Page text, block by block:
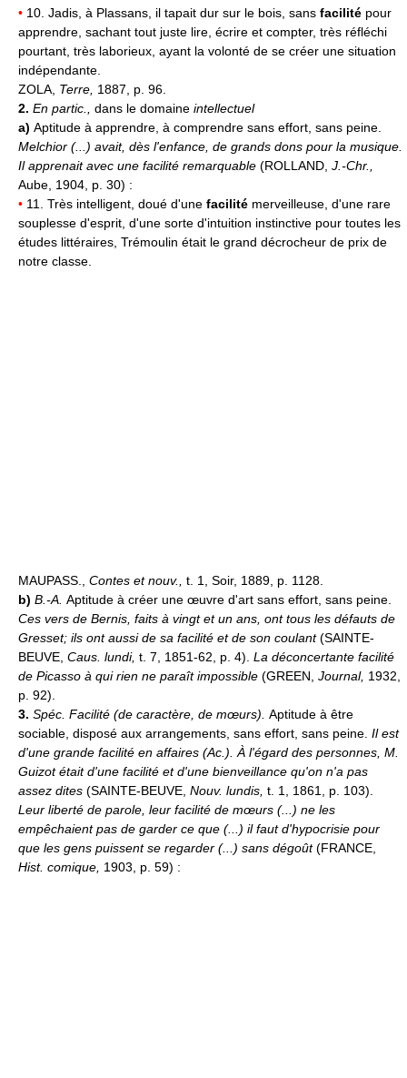
• 10. Jadis, à Plassans, il tapait dur sur le bois, sans facilité pour
apprendre, sachant tout juste lire, écrire et compter, très réfléchi
pourtant, très laborieux, ayant la volonté de se créer une situation
indépendante.
ZOLA, Terre, 1887, p. 96.
2. En partic., dans le domaine intellectuel
a) Aptitude à apprendre, à comprendre sans effort, sans peine.
Melchior (...) avait, dès l'enfance, de grands dons pour la musique.
Il apprenait avec une facilité remarquable (ROLLAND, J.-Chr.,
Aube, 1904, p. 30) :
• 11. Très intelligent, doué d'une facilité merveilleuse, d'une rare
souplesse d'esprit, d'une sorte d'intuition instinctive pour toutes les
études littéraires, Trémoulin était le grand décrocheur de prix de
notre classe.
MAUPASS., Contes et nouv., t. 1, Soir, 1889, p. 1128.
b) B.-A. Aptitude à créer une œuvre d'art sans effort, sans peine.
Ces vers de Bernis, faits à vingt et un ans, ont tous les défauts de
Gresset; ils ont aussi de sa facilité et de son coulant(SAINTE-
BEUVE, Caus. lundi, t. 7, 1851-62, p. 4). La déconcertante facilité
de Picasso à qui rien ne paraît impossible (GREEN, Journal, 1932,
p. 92).
3. Spéc. Facilité (de caractère, de mœurs). Aptitude à être
sociable, disposé aux arrangements, sans effort, sans peine. Il est
d'une grande facilité en affaires (Ac. ). À l'égard des personnes, M.
Guizot était d'une facilité et d'une bienveillance qu'on n'a pas
assez dites (SAINTE-BEUVE, Nouv. lundis, t. 1, 1861, p. 103).
Leur liberté de parole, leur facilité de mœurs (...) ne les
empêchaient pas de garder ce que (...) il faut d'hypocrisie pour
que les gens puissent se regarder (...) sans dégoût(FRANCE,
Hist. comique, 1903, p. 59) :